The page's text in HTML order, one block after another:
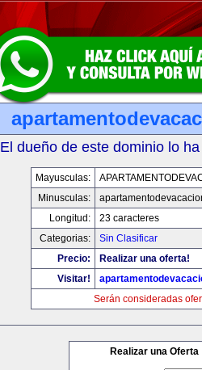
El dueño de este dominio lo
Mayusculas:
Minusculas:
Longitud:
23 caracteres
Categorias:
Sin Clasificar
Precio:
Realizar una oferta!
Visitar!
Serán consideradas
Realizar una Oferta